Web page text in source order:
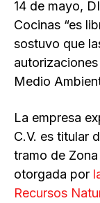
14 de mayo,
Cocinas “es
sostuvo que
Medio
La empresa
C.V. es titular
tramo de
otorgada por
Recursos